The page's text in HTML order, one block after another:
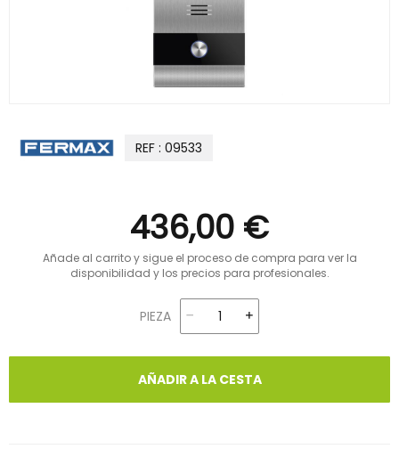
REF : 09533
436,00 €
Añade al carrito y sigue el proceso de compra para ver la
disponibilidad y los precios para profesionales.
PIEZA
AÑADIR A LA CESTA